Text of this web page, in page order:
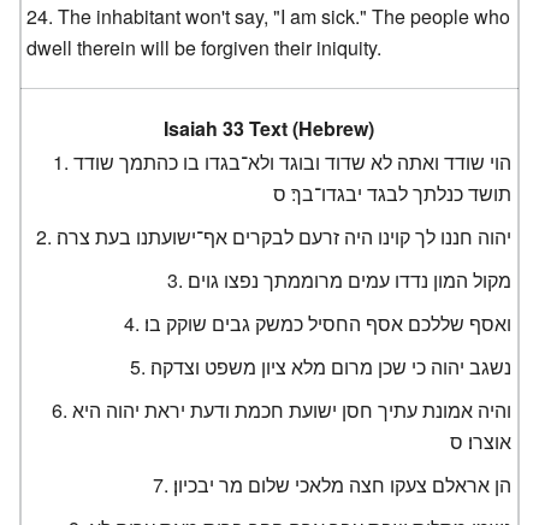
The inhabitant won't say, "I am sick." The people who
dwell therein will be forgiven their iniquity.
Isaiah 33 Text (Hebrew)
הוי שודד ואתה לא שדוד ובוגד ולא־בגדו בו כהתמך שודד
תושד כנלתך לבגד יבגדו־בך׃ ס
יהוה חננו לך קוינו היה זרעם לבקרים אף־ישועתנו בעת צרה׃
מקול המון נדדו עמים מרוממתך נפצו גוים׃
ואסף שללכם אסף החסיל כמשק גבים שוקק בו׃
נשגב יהוה כי שכן מרום מלא ציון משפט וצדקה׃
והיה אמונת עתיך חסן ישועת חכמת ודעת יראת יהוה היא
אוצרו׃ ס
הן אראלם צעקו חצה מלאכי שלום מר יבכיון׃